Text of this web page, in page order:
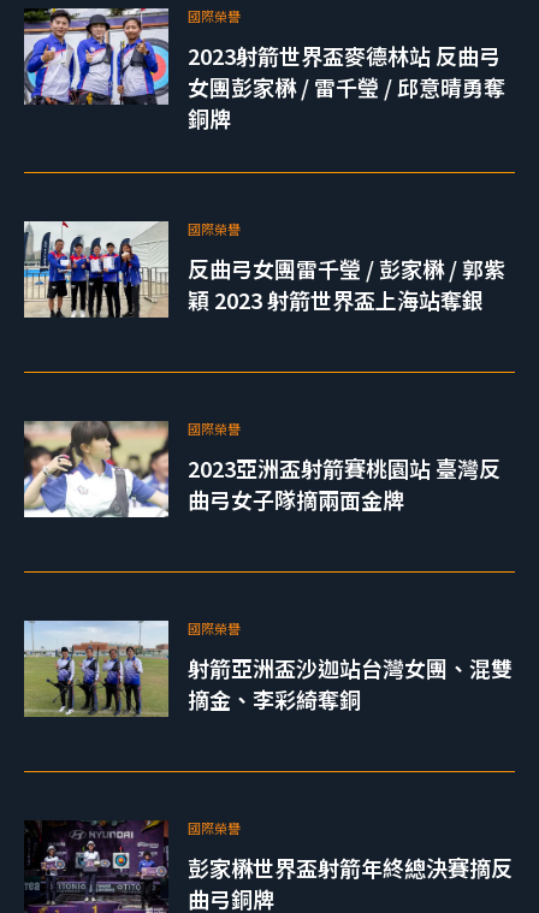
國際榮譽
2023射箭世界盃麥德林站 反曲弓
女團彭家楙 / 雷千瑩 / 邱意晴勇奪
銅牌
國際榮譽
反曲弓女團雷千瑩 / 彭家楙 / 郭紫
穎 2023 射箭世界盃上海站奪銀
國際榮譽
2023亞洲盃射箭賽桃園站 臺灣反
曲弓女子隊摘兩面金牌
國際榮譽
射箭亞洲盃沙迦站台灣女團、混雙
摘金、李彩綺奪銅
國際榮譽
彭家楙世界盃射箭年終總決賽摘反
曲弓銅牌